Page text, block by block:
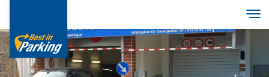
contenuto
principale